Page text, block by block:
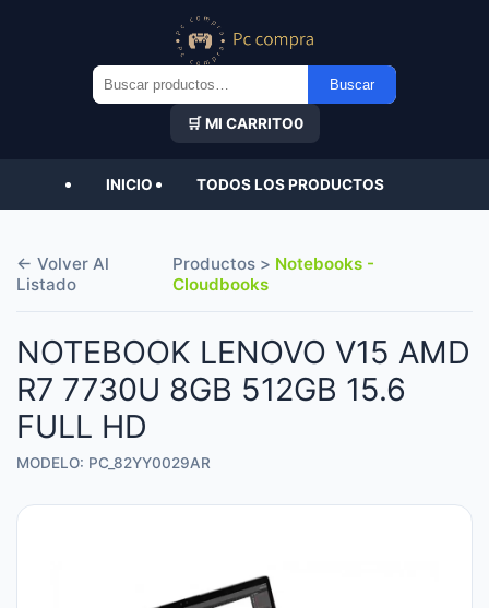
Buscar
por:
Buscar
🛒 MI CARRITO0
INICIO TODOS LOS PRODUCTOS
← Volver Al
Listado
Productos > Notebooks -
Cloudbooks
NOTEBOOK LENOVO V15 AMD
R7 7730U 8GB 512GB 15.6
FULL HD
MODELO: PC_82YY0029AR